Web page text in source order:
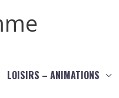
LOISIRS – ANIMATIONS